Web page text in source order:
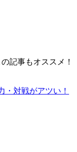
記事もオススメ！
・対戦がアツい！